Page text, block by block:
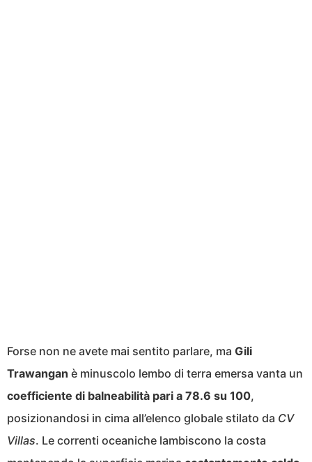
Forse non ne avete mai sentito parlare, ma Gili
Trawangan è minuscolo lembo di terra emersa vanta un
coefficiente di balneabilità pari a 78.6 su 100,
posizionandosi in cima all’elenco globale stilato da CV
Villas. Le correnti oceaniche lambiscono la costa